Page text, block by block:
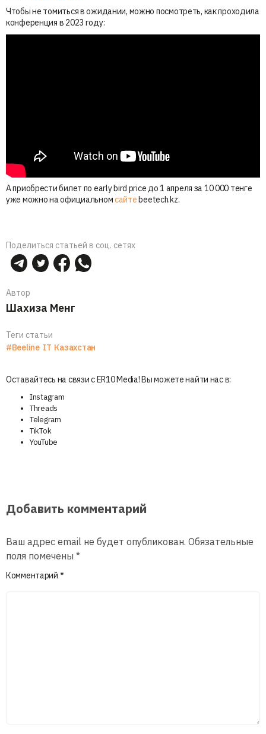
Чтобы не томиться в ожидании, можно посмотреть, как проходила
конференция в 2023 году:
А приобрести билет по early bird price до 1 апреля за 10 000 тенге
уже можно на официальномсайте beetech.kz.
Поделиться статьей в соц. сетях
Автор
Шахиза Менг
Теги статьи
#Beeline IT Казахстан
Оставайтесь на связи с ER10 Media! Вы можете найти нас в:
Instagram
Threads
Telegram
TikTok
YouTube
Добавить комментарий
Ваш адрес email не будет опубликован. Обязательные
поля помечены *
Комментарий *